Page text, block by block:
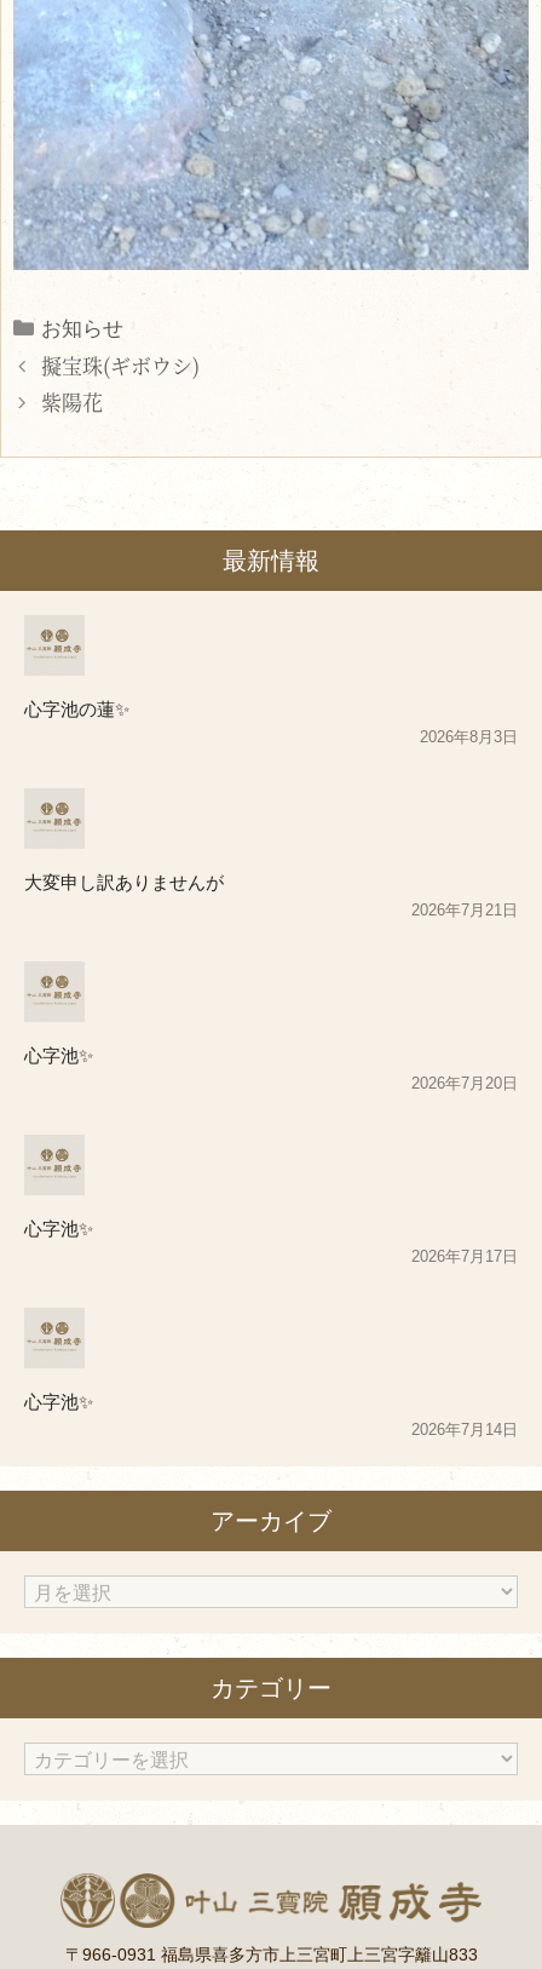
Categories
お知らせ
擬宝珠(ギボウシ)
紫陽花
最新情報
心字池の蓮✨
2026年8月3日
大変申し訳ありませんが
2026年7月21日
心字池✨
2026年7月20日
心字池✨
2026年7月17日
心字池✨
2026年7月14日
アーカイブ
ア
カ
ブ
カテゴリー
カ
ゴ
〒966-0931 福島県喜多方市上三宮町上三宮字籬山833